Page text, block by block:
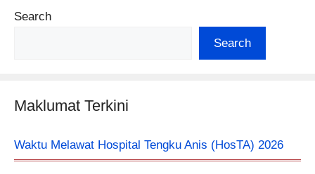
Search
Search
Maklumat Terkini
Waktu Melawat Hospital Tengku Anis (HosTA) 2026